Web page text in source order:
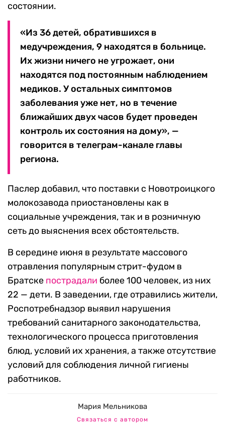
состоянии.
«Из 36 детей, обратившихся в
медучреждения, 9 находятся в больнице.
Их жизни ничего не угрожает, они
находятся под постоянным наблюдением
медиков. У остальных симптомов
заболевания уже нет, но в течение
ближайших двух часов будет проведен
контроль их состояния на дому», —
говорится в телеграм-канале главы
региона.
Паслер добавил, что поставки с Новотроицкого
молокозавода приостановлены как в
социальные учреждения, так и в розничную
сеть до выяснения всех обстоятельств.
В середине июня в результате массового
отравления популярным стрит-фудом в
Братске пострадали более 100 человек, из них
22 — дети. В заведении, где отравились жители,
Роспотребнадзор выявил нарушения
требований санитарного законодательства,
технологического процесса приготовления
блюд, условий их хранения, а также отсутствие
условий для соблюдения личной гигиены
работников.
Мария Мельникова
Связаться с автором